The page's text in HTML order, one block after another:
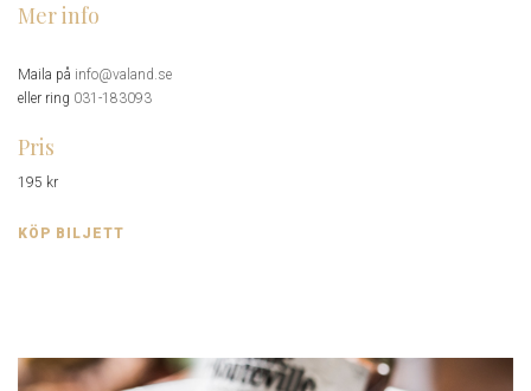
Mer info
Maila på info@valand.se
eller ring 031-183093
Pris
195 kr
KÖP BILJETT